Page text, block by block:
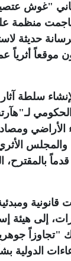
"غوش
منظمة
حديثة
سلطة
الحكومي
بالمقترح،
قانونية
إلى هيئة